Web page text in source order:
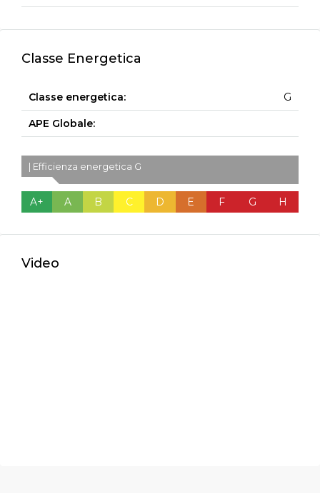
Classe Energetica
Classe energetica: G
APE Globale:
A+ A B C D E F
| Efficienza energetica G
G H
Video